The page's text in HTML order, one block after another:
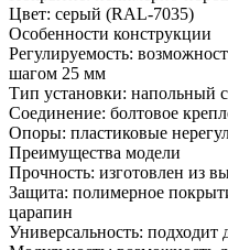
Цвет: серый (RAL-7035)
Особенности конструкции
Регулируемость:
шагом 25 мм
Тип установки: напольный
Соединение: болтовое
Опоры: пластиковые
Преимущества модели
Прочность: изготовлен из
Защита: полимерное
царапин
Универсальность: